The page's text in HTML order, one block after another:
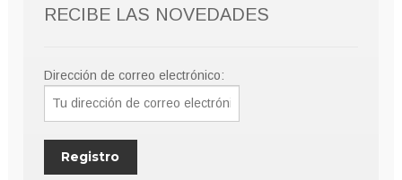
RECIBE LAS NOVEDADES
Dirección de correo electrónico: